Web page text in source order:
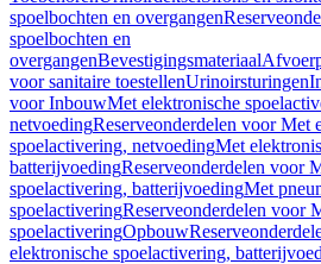
spoelbochten en overgangen
spoelbochten en
overgangenBevestigingsmateriaal
voor sanitaire toestellenUrinoirsturingen
voor InbouwMet elektronische
netvoedingReserveonderdelen voor Met
spoelactivering, netvoedingMet
batterijvoedingReserveonderdelen voor
spoelactivering, batterijvoedingMet
spoelactiveringReserveonderdelen voor
spoelactiveringOpbouw
elektronische spoelactivering,